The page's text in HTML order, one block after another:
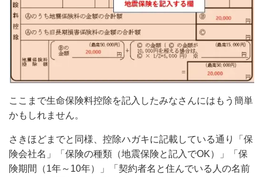
ここまで生命保険料控除を記入したみなさんにはもう簡単
かもしれません。
さきほどまでと同様、控除ハガキに記載している通り「保
険会社名」「保険の種類（地震保険と記入でOK）」「保
険期間（1年～10年）」「契約者名と住んでいる人の名前